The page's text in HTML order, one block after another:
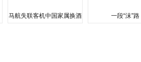
马航失联客机中国家属换酒
一段“沫”路